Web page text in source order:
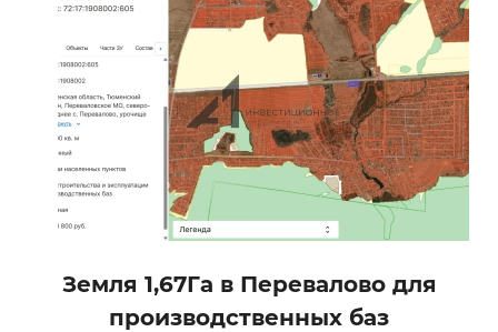
Земля 1,67Га в Перевалово для
производственных баз